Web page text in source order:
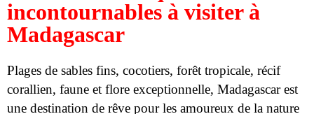
Plages de sables fins, cocotiers, forêt tropicale, récif
corallien, faune et flore exceptionnelle, Madagascar est
une destination de rêve pour les amoureux de la nature
et des paysages tropicaux. Si vous avez la chance de
partir en voyage, il y a 14 sites touristiques
incontournables à visiter de toute urgence.